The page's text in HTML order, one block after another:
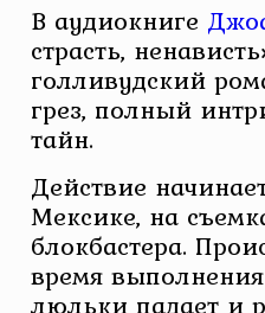
В аудиокниге
страсть,
голливудский
грез, полный
тайн.
Действие
Мексике, на
блокбастера.
время
люльки падает и